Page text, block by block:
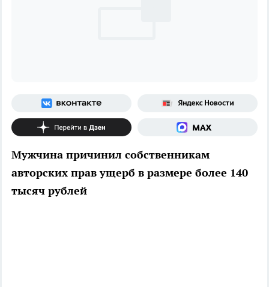
Мужчина причинил собственникам
авторских прав ущерб в размере более 140
тысяч рублей